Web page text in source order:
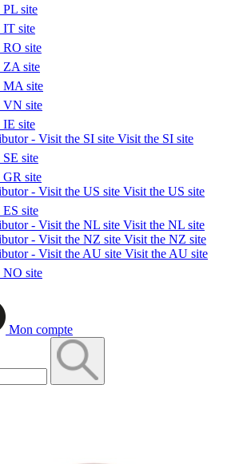
site
IT site
RO site
ZA site
MA site
VN site
IE site
Visit the SI site
site
GR site
Visit the US site
site
Visit the NL site
Visit the NZ site
Visit the AU site
NO site
Mon compte